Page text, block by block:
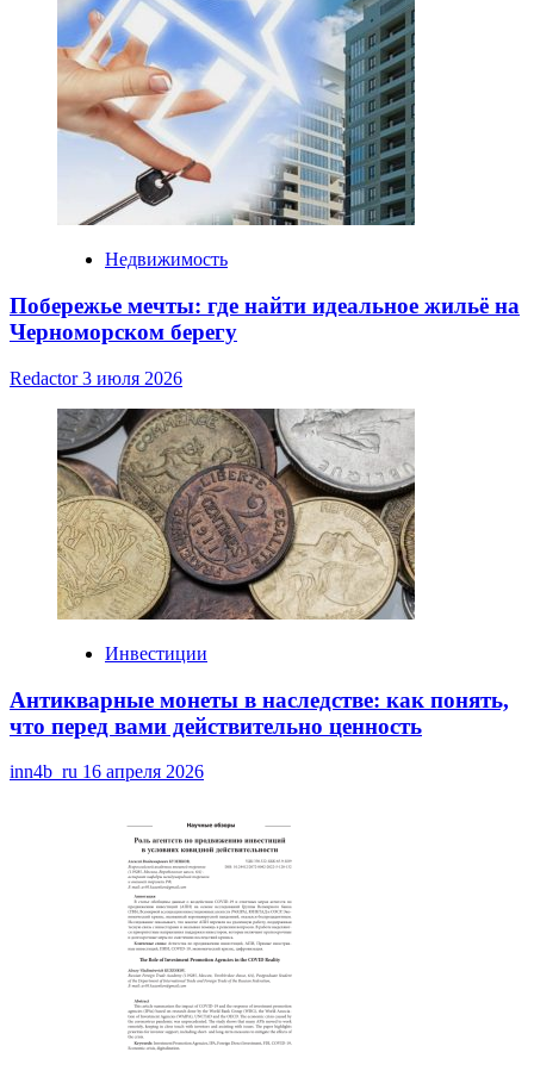
Недвижимость
Побережье мечты: где найти идеальное жильё на
Черноморском берегу
Redactor3 июля 2026
Инвестиции
Антикварные монеты в наследстве: как понять,
что перед вами действительно ценность
inn4b_ru 16 апреля 2026